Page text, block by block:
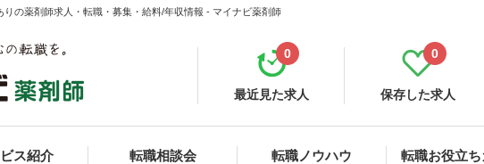
の薬剤師求人・転職・募集・給料/年収情報 - マイナビ薬剤師
最近見た求人
0
保存した求人
0
ス紹介 転職相談会 転職ノウハウ 転職お役立ち